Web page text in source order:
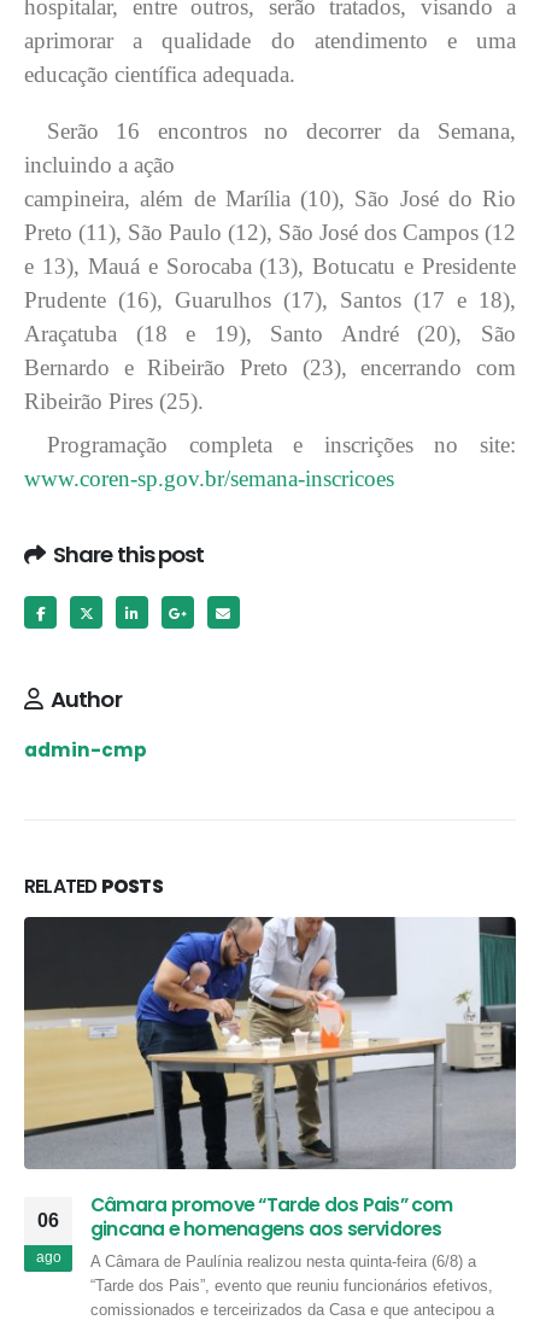
hospitalar, entre outros, serão tratados, visando a
aprimorar a qualidade do atendimento e uma
educação científica adequada.
Serão 16 encontros no decorrer da Semana,
incluindo a ação
campineira, além de Marília (10), São José do Rio
Preto (11), São Paulo (12), São José dos Campos (12
e 13), Mauá e Sorocaba (13), Botucatu e Presidente
Prudente (16), Guarulhos (17), Santos (17 e 18),
Araçatuba (18 e 19), Santo André (20), São
Bernardo e Ribeirão Preto (23), encerrando com
Ribeirão Pires (25).
Programação completa e inscrições no site:
www.coren-sp.gov.br/semana-inscricoes
Share this post
Author
admin-cmp
RELATEDPOSTS
06
ago
Câmara promove “Tarde dos Pais” com
gincana e homenagens aos servidores
A Câmara de Paulínia realizou nesta quinta-feira (6/8) a
“Tarde dos Pais”, evento que reuniu funcionários efetivos,
comissionados e terceirizados da Casa e que antecipou a